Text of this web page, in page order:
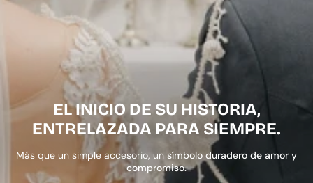
EL INICIO DE SU HISTORIA,
ENTRELAZADA PARA SIEMPRE.
Más que un simple accesorio, un símbolo duradero de amor y
compromiso.